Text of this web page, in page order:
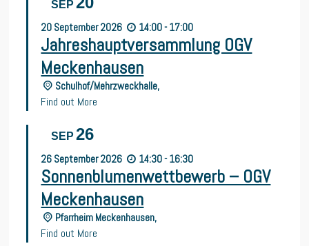
SEP
20 September2026 14:00 - 17:00
Jahreshauptversammlung OGV
Meckenhausen
Schulhof/Mehrzweckhalle,
Find out More
SEP 26
26 September2026 14:30 - 16:30
Sonnenblumenwettbewerb – OGV
Meckenhausen
Pfarrheim Meckenhausen,
Find out More